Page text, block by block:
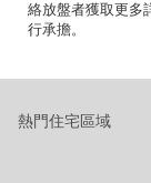
絡放盤者獲取更多
行承擔。
熱門住宅區域